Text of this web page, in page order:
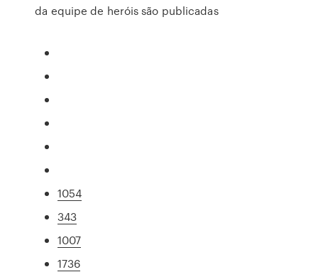
da equipe de heróis são publicadas
1054
343
1007
1736